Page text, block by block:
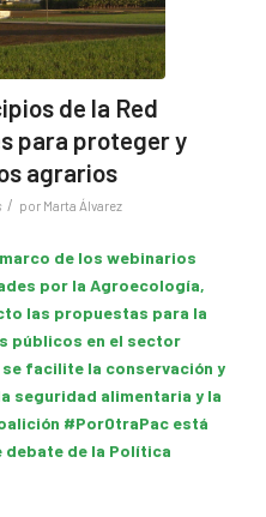
de la Red
para proteger y
agrarios
/ por Marta Álvarez
de los webinarios
por la Agroecología,
las propuestas para la
públicos en el sector
facilite la conservación y
seguridad alimentaria y la
#PorOtraPac está
debate de la Política